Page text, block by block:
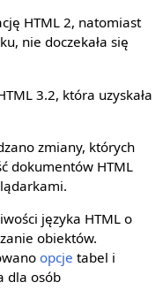
HTML 2, natomiast
nie doczekała się
3.2, która uzyskała
zmiany, których
dokumentów HTML
języka HTML o
obiektów.
opcje tabel i
dla osób